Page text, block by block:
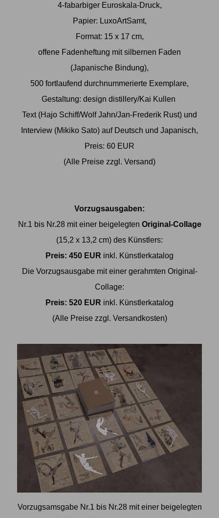
4-fabarbiger Euroskala-Druck,
Papier: LuxoArtSamt,
Format: 15 x 17 cm,
offene Fadenheftung mit silbernen Faden
(Japanische Bindung),
500 fortlaufend durchnummerierte Exemplare,
Gestaltung: design distillery/Kai Kullen
Text (Hajo Schiff/Wolf Jahn/Jan-Frederik Rust) und
Interview (Mikiko Sato) auf Deutsch und Japanisch,
Preis: 60 EUR
(Alle Preise zzgl. Versand)
Vorzugsausgaben:
Nr.1 bis Nr.28 mit einer beigelegten Original-Collage
(15,2 x 13,2 cm) des Künstlers:
Preis: 450 EUR inkl. Künstlerkatalog
Die Vorzugsausgabe mit einer gerahmten Original-
Collage:
Preis: 520 EUR inkl. Künstlerkatalog
(Alle Preise zzgl. Versandkosten)
Vorzugsamsgabe Nr.1 bis Nr.28 mit einer beigelegten